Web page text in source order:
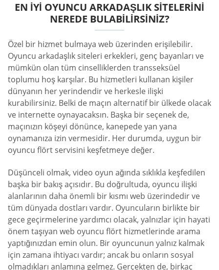
EN İYI OYUNCU ARKADAŞLIK SITELERINI
NEREDE BULABILIRSINIZ?
Özel bir hizmet bulmaya web üzerinden erişilebilir.
Oyuncu arkadaşlık siteleri erkekleri, genç bayanları ve
mümkün olan tüm cinselliklerden transseksüel
toplumu hoş karşılar. Bu hizmetleri kullanan kişiler
dünyanın her yerindendir ve herkesle ilişki
kurabilirsiniz. Belki de maçın alternatif bir ülkede olacak
ve internette oynayacaksın. Başka bir seçenek de,
maçınızın köşeyi dönünce, kanepede yan yana
oynamanıza izin vermesidir. Her durumda, uygun bir
oyuncu flört servisini keşfetmeye değer.
Düşünceli olmak, video oyun ağında sıklıkla keşfedilen
başka bir bakış açısıdır. Bu doğrultuda, oyuncu ilişki
alanlarının daha önemli bir kısmı web üzerindedir ve
tüm dünyada dostları vardır. Oyuncuların birlikte bir
gece geçirmelerine yardımcı olacak, yalnızlar için hayati
önem taşıyan web oyuncu flört hizmetlerinde arama
yaptığınızdan emin olun. Bir oyuncunun yalnız kalmak
için zamana ihtiyacı vardır; ancak bu onların sosyal
olmadıkları anlamına gelmez. Gerçekten de, birkaç